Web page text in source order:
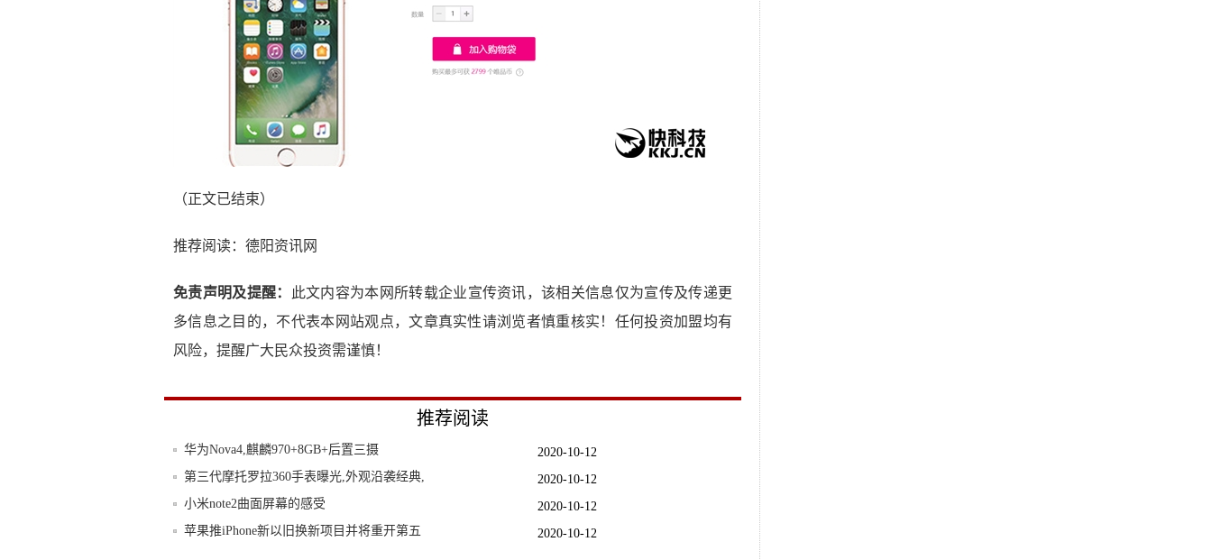
（正文已结束）
推荐阅读： 德阳资讯网
免责声明及提醒：
此文内容为本网所转载企业宣传资讯，该相关信息仅为宣传及传递更
多信息之目的，不代表本网站观点，文章真实性请浏览者慎重核实！任何投资加盟均有
风险，提醒广大民众投资需谨慎！
推荐阅读
2020-10-12
华为Nova4,麒麟970+8GB+后置三摄
2020-10-12
第三代摩托罗拉360手表曝光,外观沿袭经典,
2020-10-12
小米note2曲面屏幕的感受
2020-10-12
苹果推iPhone新以旧换新项目并将重开第五